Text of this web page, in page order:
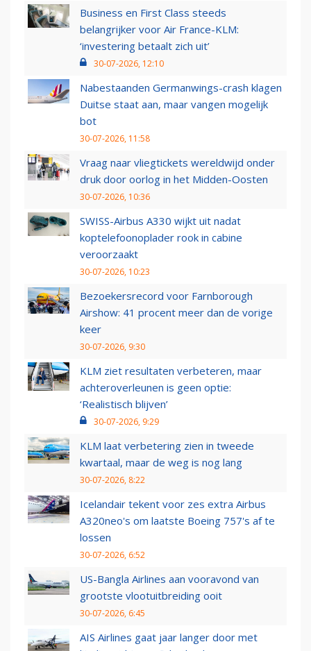
Business en First Class steeds
belangrijker voor Air France-KLM:
‘investering betaalt zich uit’
30-07-2026, 12:10
Nabestaanden Germanwings-crash klagen
Duitse staat aan, maar vangen mogelijk
bot
30-07-2026, 11:58
Vraag naar vliegtickets wereldwijd onder
druk door oorlog in het Midden-Oosten
30-07-2026, 10:36
SWISS-Airbus A330 wijkt uit nadat
koptelefoonoplader rook in cabine
veroorzaakt
30-07-2026, 10:23
Bezoekersrecord voor Farnborough
Airshow: 41 procent meer dan de vorige
keer
30-07-2026, 9:30
KLM ziet resultaten verbeteren, maar
achteroverleunen is geen optie:
‘Realistisch blijven’
30-07-2026, 9:29
KLM laat verbetering zien in tweede
kwartaal, maar de weg is nog lang
30-07-2026, 8:22
Icelandair tekent voor zes extra Airbus
A320neo's om laatste Boeing 757's af te
lossen
30-07-2026, 6:52
US-Bangla Airlines aan vooravond van
grootste vlootuitbreiding ooit
30-07-2026, 6:45
AIS Airlines gaat jaar langer door met